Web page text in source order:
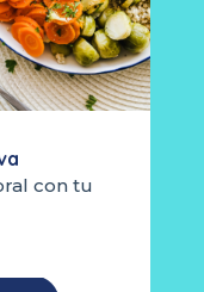
con tu